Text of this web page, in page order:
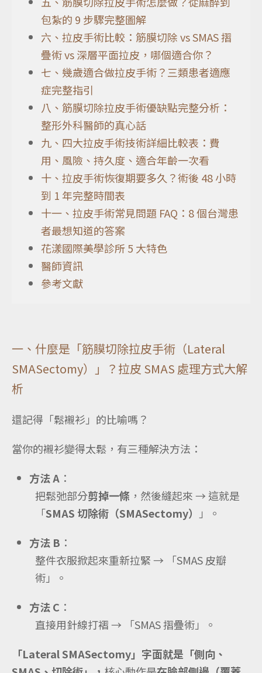
包紮的 9 步驟完整圖解
六、拉皮手術比較：筋膜切除 vs SMAS 摺
疊術 vs 深層平面拉皮，哪個適合你？
七、幾歲適合做拉皮手術？三類患者適應
症完整指引
八、筋膜切除拉皮手術優缺點完整分析：
整形外科醫師的真心話
九、四大拉皮手術技術詳細比較表：費
用、風險、持久度、適合年齡一次看
十、拉皮手術恢復期要多久？術後 48 小時
到 1 年完整時間表
十一、拉皮手術常見問題 FAQ：8 個台灣患
者最想知道的答案
花漾國際美學診所 5 大特色
醫師資訊
參考文獻
一、什麼是「筋膜切除拉皮手術（Lateral
SMASectomy）」？拉皮 SMAS 處理方式大解
析
還記得「鬆襯衫」的比喻嗎？
當你的襯衫變得太鬆，有三種解決方法：
方法 A ：
把鬆弛部分剪掉一條 ，然後縫起來 → 這就是
「SMAS 切除術（SMASectomy）
」。
方法 B ：
整件衣服掀起來重新拉緊 → 「SMAS 皮瓣
術」。
方法 C ：
直接用針線打褶 → 「SMAS 摺疊術」。
「Lateral SMASectomy」字面就是「側向、